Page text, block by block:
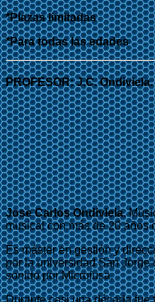
*Plazas limitadas
*Para todas las edades
PROFESOR: J.C. Ondiviela.
Jose Carlos Ondiviela.
musical con más de 20 años
Es máster en gestión y
por la universidad San Jorge
sonido por Microfusa.